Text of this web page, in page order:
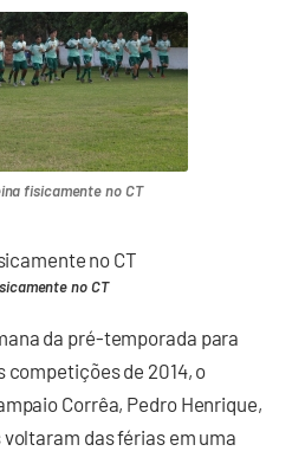
fisicamente no CT
no CT
da pré-temporada para
competições de 2014, o
Corrêa, Pedro Henrique,
das férias em uma